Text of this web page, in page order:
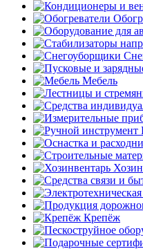
Мебель
Крепёж